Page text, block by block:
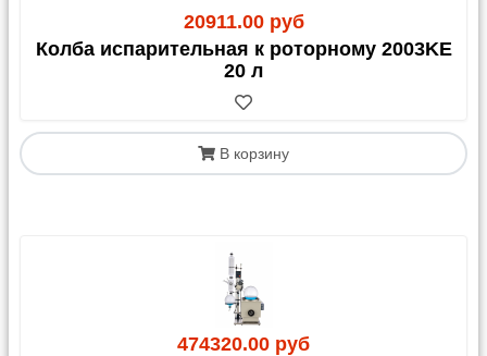
20911.00 руб
Колба испарительная к роторному 2003KE
20 л
В корзину
474320.00 руб